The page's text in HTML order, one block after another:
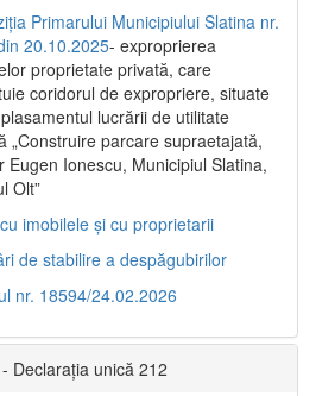
Primarului Municipiului Slatina nr.
20.10.2025- exproprierea
proprietate privată, care
coridorul de expropriere, situate
lucrării de utilitate
„Construire parcare supraetajată,
Eugen Ionescu, Municipiul Slatina,
Olt”
imobilele și cu proprietarii
de stabilire a despăgubirilor
nr. 18594/24.02.2026
Declarația unică 212